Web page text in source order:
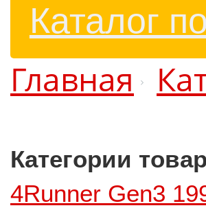
Каталог
Главная
Категории
4Runner Gen3